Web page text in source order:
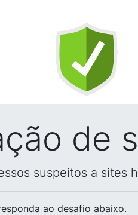
de
suspeitos a sites
ao desafio abaixo.